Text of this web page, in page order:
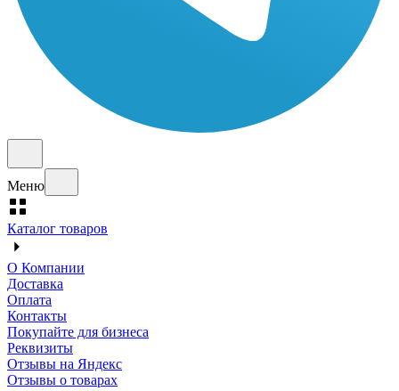
Меню
Каталог товаров
О Компании
Доставка
Оплата
Контакты
Покупайте для бизнеса
Реквизиты
Отзывы на Яндекс
Отзывы о товарах